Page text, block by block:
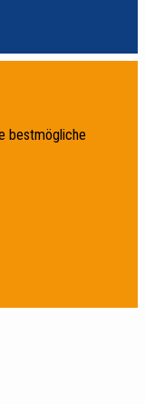
bestmögliche